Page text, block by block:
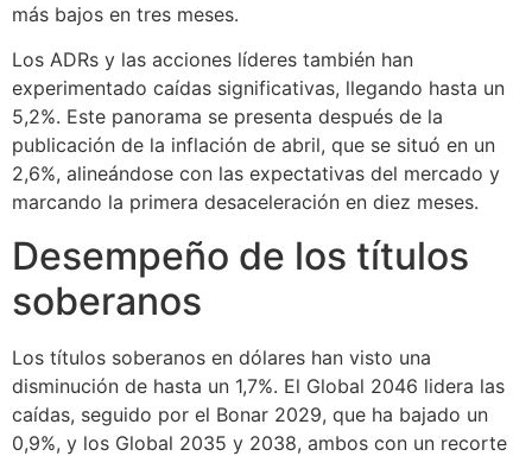
más bajos en tres meses.
Los ADRs y las acciones líderes también han
experimentado caídas significativas, llegando hasta un
5,2%. Este panorama se presenta después de la
publicación de la inflación de abril, que se situó en un
2,6%, alineándose con las expectativas del mercado y
marcando la primera desaceleración en diez meses.
Desempeño de los títulos
soberanos
Los títulos soberanos en dólares han visto una
disminución de hasta un 1,7%. El Global 2046 lidera las
caídas, seguido por el Bonar 2029, que ha bajado un
0,9%, y los Global 2035 y 2038, ambos con un recorte